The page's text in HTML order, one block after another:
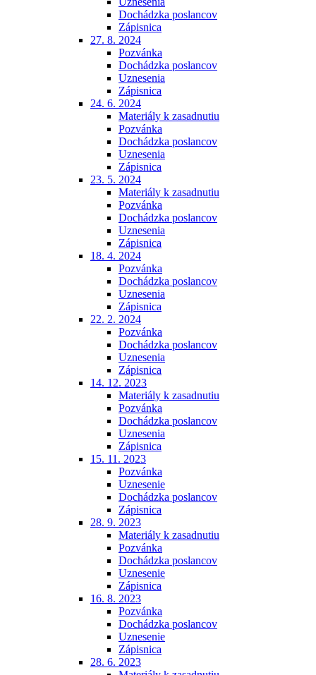
Dochádzka poslancov
Zápisnica
27. 8. 2024
Pozvánka
Dochádzka poslancov
Uznesenia
Zápisnica
24. 6. 2024
Materiály k zasadnutiu
Pozvánka
Dochádzka poslancov
Uznesenia
Zápisnica
23. 5. 2024
Materiály k zasadnutiu
Pozvánka
Dochádzka poslancov
Uznesenia
Zápisnica
18. 4. 2024
Pozvánka
Dochádzka poslancov
Uznesenia
Zápisnica
22. 2. 2024
Pozvánka
Dochádzka poslancov
Uznesenia
Zápisnica
14. 12. 2023
Materiály k zasadnutiu
Pozvánka
Dochádzka poslancov
Uznesenia
Zápisnica
15. 11. 2023
Pozvánka
Uznesenie
Dochádzka poslancov
Zápisnica
28. 9. 2023
Materiály k zasadnutiu
Pozvánka
Dochádzka poslancov
Uznesenie
Zápisnica
16. 8. 2023
Pozvánka
Dochádzka poslancov
Uznesenie
Zápisnica
28. 6. 2023